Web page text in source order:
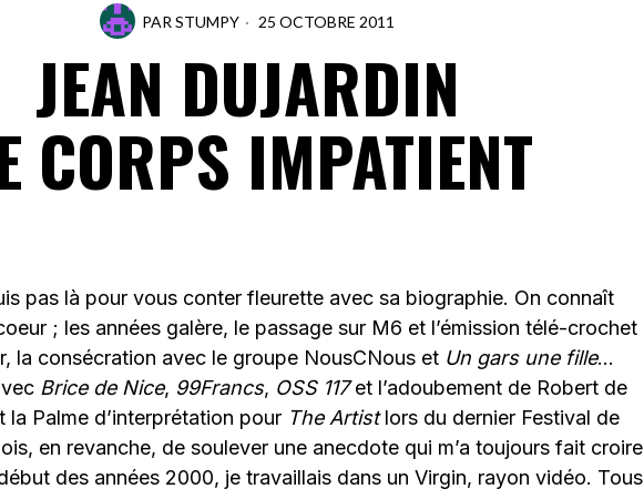
PAR STUMPY 25 OCTOBRE 2011
JEAN DUJARDIN
CORPS IMPATIENT
pas là pour vous conter fleurette avec sa biographie. On connaît
; les années galère, le passage sur M6 et l’émission télé-crochet
la consécration avec le groupe NousCNous et Un gars une fille…
Brice de Nice, 99Francs, OSS 117et l’adoubement de Robert de
la Palme d’interprétation pour The Artistlors du dernier Festival de
en revanche, de soulever une anecdote qui m’a toujours fait croire
des années 2000, je travaillais dans un Virgin, rayon vidéo. Tous